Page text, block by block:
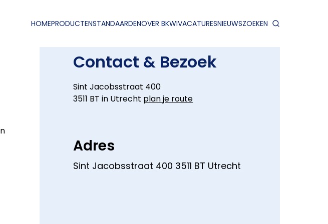
HOMEPRODUCTENSTANDAARDENOVER BKWIVACATURESNIEUWSZOEKEN
Contact & Bezoek
Sint Jacobsstraat 400
3511 BT in Utrecht plan je route
Adres
Sint Jacobsstraat 400 3511 BT Utrecht